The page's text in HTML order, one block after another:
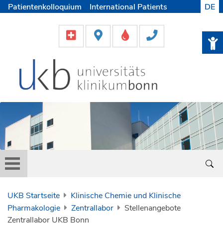
Patientenkolloquium
International Patients
Helfen & Spenden
Medien
DE
UKB Startseite
Klinische Chemie und Klinische
Pharmakologie
Zentrallabor
Stellenangebote
Zentrallabor UKB Bonn